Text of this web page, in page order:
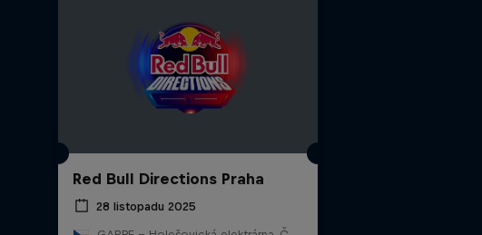
Red Bull Directions Praha
28 listopadu 2025